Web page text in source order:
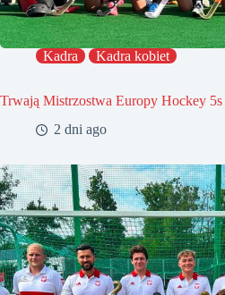
Kadra Kadra kobiet
Trwają Mistrzostwa Europy Hockey 5s
2 dni ago